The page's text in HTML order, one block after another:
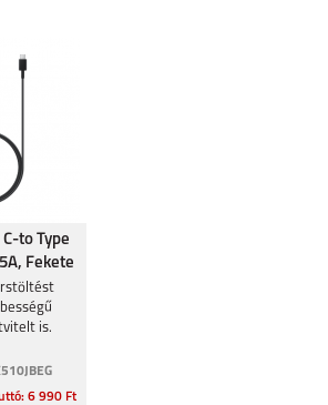
to Type
Fekete
is.
6 990 Ft